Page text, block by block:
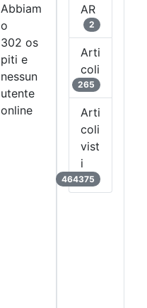
Abbiam
o
302 os
piti e
nessun
utente
online
AR
2
Arti
coli
265
Arti
coli
vist
i
464375